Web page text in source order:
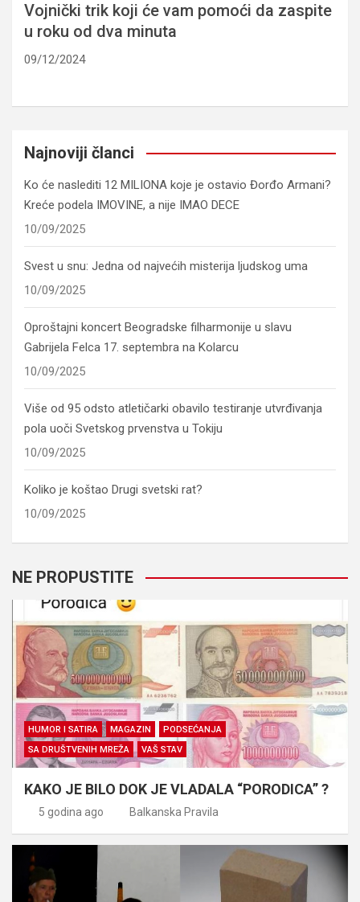
Vojnički trik koji će vam pomoći da zaspite
u roku od dva minuta
09/12/2024
Najnoviji članci
Ko će naslediti 12 MILIONA koje je ostavio Đorđo Armani?
Kreće podela IMOVINE, a nije IMAO DECE
10/09/2025
Svest u snu: Jedna od najvećih misterija ljudskog uma
10/09/2025
Oproštajni koncert Beogradske filharmonije u slavu
Gabrijela Felca 17. septembra na Kolarcu
10/09/2025
Više od 95 odsto atletičarki obavilo testiranje utvrđivanja
pola uoči Svetskog prvenstva u Tokiju
10/09/2025
Koliko je koštao Drugi svetski rat?
10/09/2025
NE PROPUSTITE
HUMOR I SATIRA MAGAZIN
PODSEĆANJA
SA DRUŠTVENIH MREŽA
VAŠ STAV
KAKO JE BILO DOK JE VLADALA “PORODICA” ?
5 godina ago Balkanska Pravila